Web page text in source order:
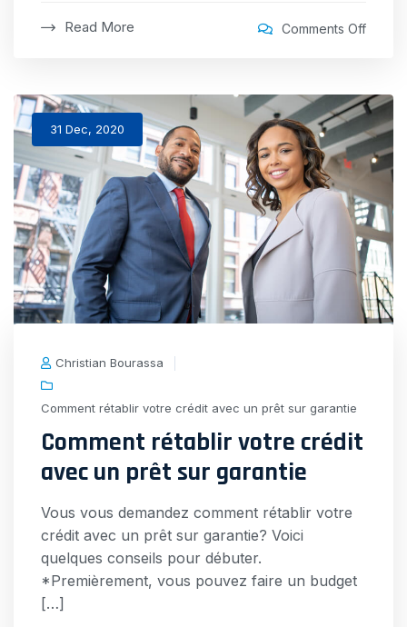
Read More Comments Offon
prêt
pour
votre
31 Dec, 2020
Christian Bourassa
Comment rétablir votre crédit avec un prêt sur garantie
Comment rétablir votre crédit
avec un prêt sur garantie
Vous vous demandez comment rétablir votre
crédit avec un prêt sur garantie? Voici
quelques conseils pour débuter.
*Premièrement, vous pouvez faire un budget
[…]